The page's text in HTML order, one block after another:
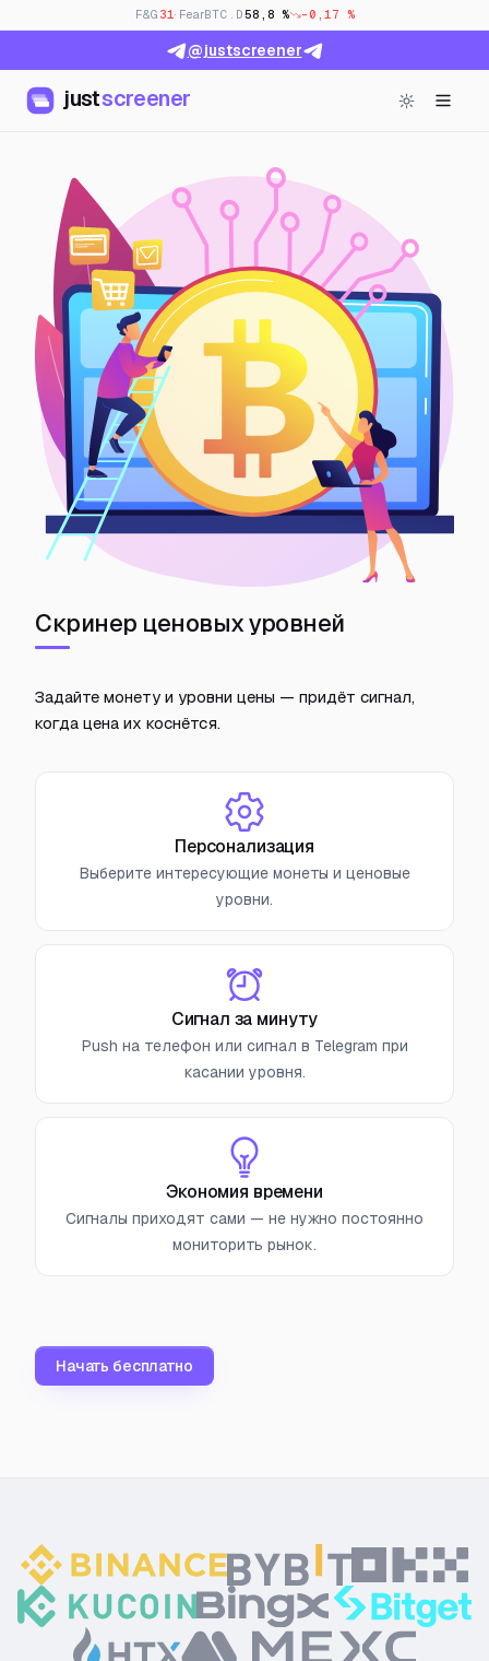
F&G 31· FearBTC.D58,8 % -0,17 %
@justscreener
justscreener
Скринер ценовых уровней
Задайте монету и уровни цены — придёт сигнал,
когда цена их коснётся.
Персонализация
Выберите интересующие монеты и ценовые
уровни.
Сигнал за минуту
Push на телефон или сигнал в Telegram при
касании уровня.
Экономия времени
Сигналы приходят сами — не нужно постоянно
мониторить рынок.
Начать бесплатно